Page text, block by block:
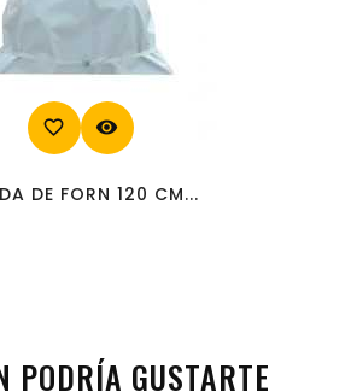
favorite_border visibility
DE FORN 120 CM...
PODRÍA GUSTARTE